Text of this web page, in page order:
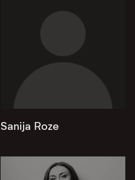
Sanija Roze